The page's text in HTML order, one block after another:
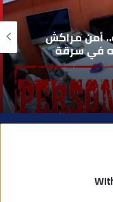
أمن مراكش
في سرقة